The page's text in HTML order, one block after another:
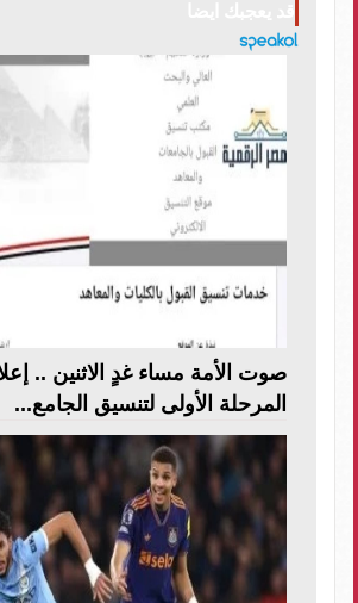
صوت الأمة مساء غدٍ الاثنين ..
المرحلة الأولى لتنسيق الجامع...